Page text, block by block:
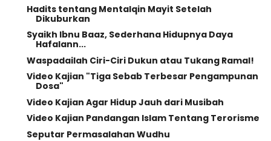
Hadits tentang Mentalqin Mayit Setelah
Dikuburkan
Syaikh Ibnu Baaz, Sederhana Hidupnya Daya
Hafalann...
Waspadailah Ciri-Ciri Dukun atau Tukang Ramal!
Video Kajian "Tiga Sebab Terbesar Pengampunan
Dosa"
Video Kajian Agar Hidup Jauh dari Musibah
Video Kajian Pandangan Islam Tentang Terorisme
Seputar Permasalahan Wudhu